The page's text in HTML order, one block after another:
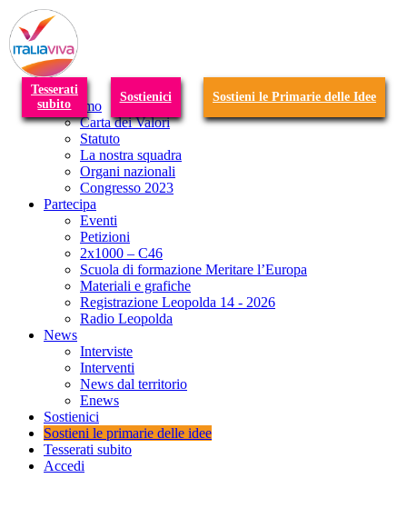
Tesserati
subito
Sostienici Sostieni le Primarie delle Idee
Chi siamo
Carta dei Valori
Statuto
La nostra squadra
Organi nazionali
Congresso 2023
Partecipa
Eventi
Petizioni
2x1000 – C46
Scuola di formazione Meritare l’Europa
Materiali e grafiche
Registrazione Leopolda 14 - 2026
Radio Leopolda
News
Interviste
Interventi
News dal territorio
Enews
Sostienici
Sostieni le primarie delle idee
Tesserati subito
Accedi